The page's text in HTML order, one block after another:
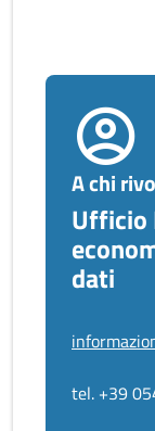
A chi
Ufficio
dati
tel. +39